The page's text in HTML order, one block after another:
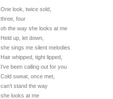
One look, twice sold,
three, four
oh the way she looks at me
Held up, let down,
she sings me silent melodies
Hair whipped, tight lipped,
I’ve been calling out for you
Cold sweat, once met,
can’t stand the way
she looks at me